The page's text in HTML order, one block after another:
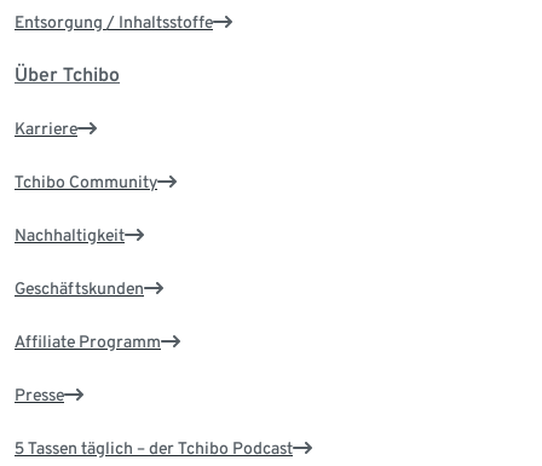
Entsorgung / Inhaltsstoffe
Über Tchibo
Karriere
Tchibo Community
Nachhaltigkeit
Geschäftskunden
Affiliate Programm
Presse
5 Tassen täglich – der Tchibo Podcast